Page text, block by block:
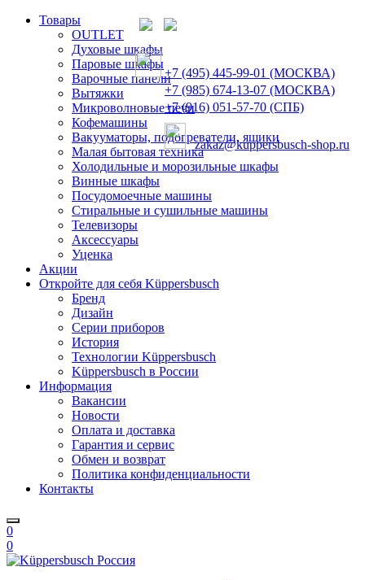
Товары
OUTLET
Духовые шкафы
Паровые шкафы
Варочные панели
Вытяжки
Микроволновые печи
Кофемашины
Вакууматоры, подогреватели, ящики
Малая бытовая техника
Холодильные и морозильные шкафы
Винные шкафы
Посудомоечные машины
Стиральные и сушильные машины
Телевизоры
Аксессуары
Уценка
Акции
Откройте для себя Küppersbusch
Бренд
Дизайн
Серии приборов
История
Технологии Küppersbusch
Küppersbusch в России
Информация
Вакансии
Новости
Оплата и доставка
Гарантия и сервис
Обмен и возврат
Политика конфиденциальности
Контакты
0
0
+7 (495) 445-99-01 (МОСКВА)
+7 (985) 674-13-07 (МОСКВА)
+7 (916) 051-57-70 (СПБ)
zakaz@kuppersbusch-shop.ru